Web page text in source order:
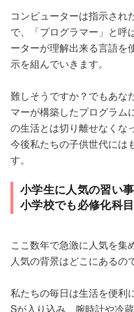
コンピューターは指示され
で、「プログラマー」と呼
ーターが理解出来る言語を
示を組んでいきます。
難しそうですか？でもあな
マーが構築したプログラム
の生活とは切り離せなくな
今後私たちの子供世代には
す。
小学生に人気の習い
小学校でも必修化科目
ここ数年で急激に人気を集
人気の背景はどこにあるの
私たちの毎日は生活を便利
Sが入り込み、腕時計や冷